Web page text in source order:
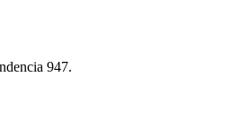
947.